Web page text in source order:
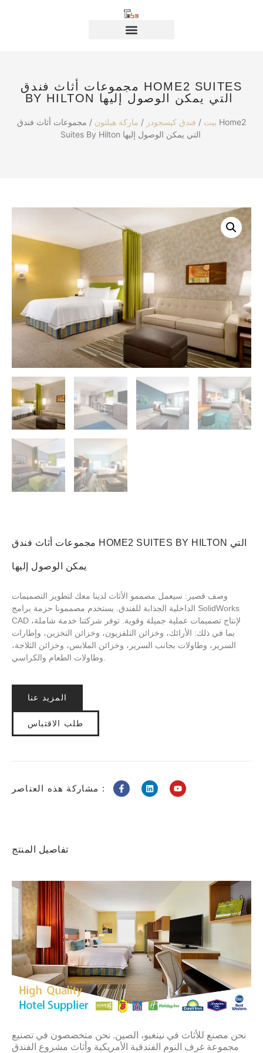
مجموعات أثاث فندق HOME2 SUITES
بيت / فندق كيسجودز / ماركة هيلتون / مجموعات أثاث فندق Home2
مجموعات أثاث فندق HOME2 SUITES BY HILTON التي
وصف قصير: سيعمل مصممو الأثاث لدينا معك لتطوير التصميمات
الداخلية الجذابة للفندق. يستخدم مصممونا حزمة برامج SolidWorks
CAD لإنتاج تصميمات عملية جميلة وقوية. توفر شركتنا خدمة شاملة،
بما في ذلك: الأرائك، وخزائن التلفزيون، وخزائن التخزين، وإطارات
السرير، وطاولات بجانب السرير، وخزائن الملابس، وخزائن الثلاجة،
المزيد عنا
طلب الاقتباس
مشاركة هذه العناصر :
تفاصيل المنتج
نحن مصنع للأثاث في نينغبو، الصين. نحن متخصصون في تصنيع
مجموعة غرف النوم الفندقية الأمريكية وأثاث مشروع الفندق